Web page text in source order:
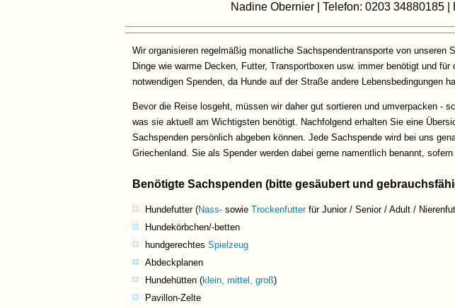
Nadine Obernier | Telefon: 0203 34880185 |
Wir organisieren regelmäßig monatliche Sachspendentransporte von
Dinge wie warme Decken, Futter, Transportboxen usw. immer benötigt und
notwendigen Spenden, da Hunde auf der Straße andere Lebensbedingungen
Bevor die Reise losgeht, müssen wir daher gut sortieren und umverpacken -
was sie aktuell am Wichtigsten benötigt. Nachfolgend erhalten Sie eine
Sachspenden persönlich abgeben können. Jede Sachspende wird bei uns
Griechenland. Sie als Spender werden dabei gerne namentlich benannt,
Benötigte Sachspenden (bitte gesäubert und
Hundefutter (Nass- sowie Trockenfutterfür Junior / Senior / Adult /
Hundekörbchen/-betten
hundgerechtes Spielzeug
Abdeckplanen
Hundehütten (klein, mittel groß)
Pavillon-Zelte